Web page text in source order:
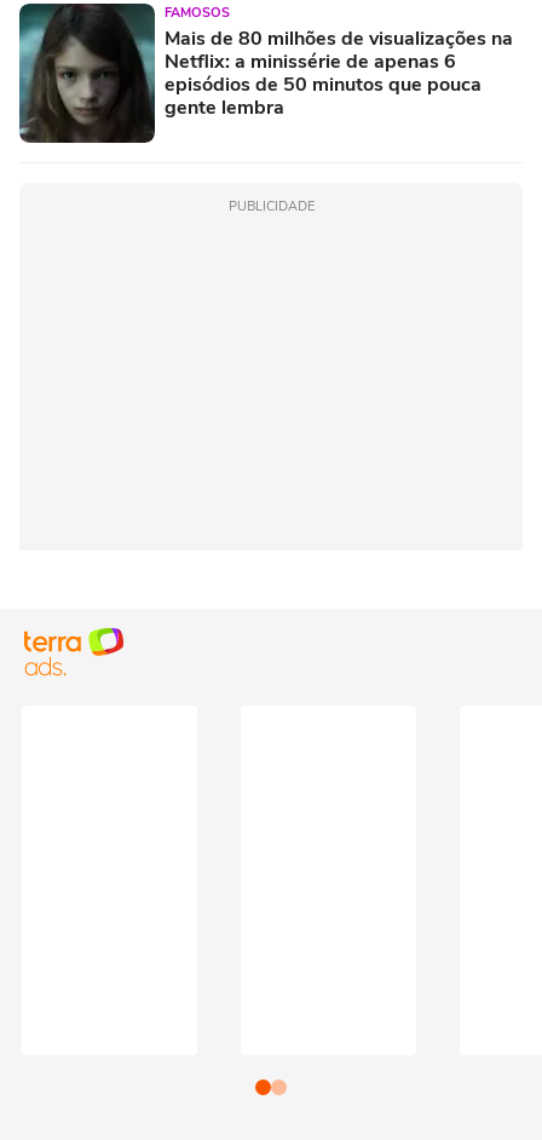
FAMOSOS
Mais de 80 milhões de visualizações na
Netflix: a minissérie de apenas 6
episódios de 50 minutos que pouca
gente lembra
PUBLICIDADE